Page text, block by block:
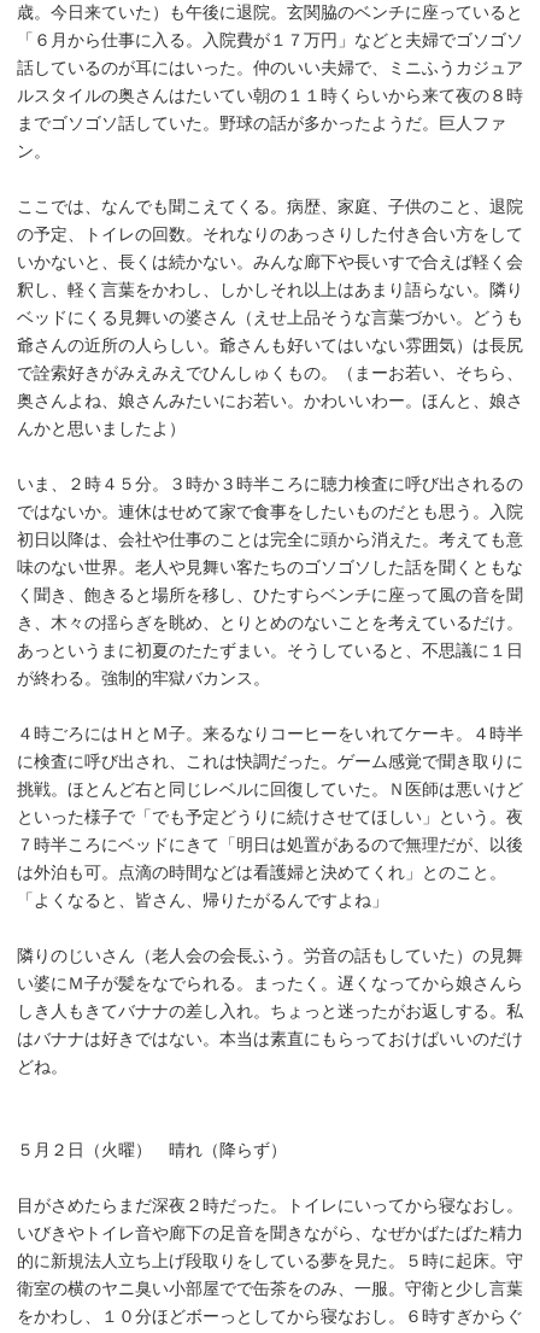
歳。今日来ていた）も午後に退院。玄関脇のベンチに座っていると
「６月から仕事に入る。入院費が１７万円」などと夫婦でゴソゴソ
話しているのが耳にはいった。仲のいい夫婦で、ミニふうカジュア
ルスタイルの奥さんはたいてい朝の１１時くらいから来て夜の８時
までゴソゴソ話していた。野球の話が多かったようだ。巨人ファ
ン。
ここでは、なんでも聞こえてくる。病歴、家庭、子供のこと、退院
の予定、トイレの回数。それなりのあっさりした付き合い方をして
いかないと、長くは続かない。みんな廊下や長いすで合えば軽く会
釈し、軽く言葉をかわし、しかしそれ以上はあまり語らない。隣り
ベッドにくる見舞いの婆さん（えせ上品そうな言葉づかい。どうも
爺さんの近所の人らしい。爺さんも好いてはいない雰囲気）は長尻
で詮索好きがみえみえでひんしゅくもの。（まーお若い、そちら、
奥さんよね、娘さんみたいにお若い。かわいいわー。ほんと、娘さ
んかと思いましたよ）
いま、２時４５分。３時か３時半ころに聴力検査に呼び出されるの
ではないか。連休はせめて家で食事をしたいものだとも思う。入院
初日以降は、会社や仕事のことは完全に頭から消えた。考えても意
味のない世界。老人や見舞い客たちのゴソゴソした話を聞くともな
く聞き、飽きると場所を移し、ひたすらベンチに座って風の音を聞
き、木々の揺らぎを眺め、とりとめのないことを考えているだけ。
あっというまに初夏のたたずまい。そうしていると、不思議に１日
が終わる。強制的牢獄バカンス。
４時ごろにはＨとＭ子。来るなりコーヒーをいれてケーキ。４時半
に検査に呼び出され、これは快調だった。ゲーム感覚で聞き取りに
挑戦。ほとんど右と同じレベルに回復していた。Ｎ医師は悪いけど
といった様子で「でも予定どうりに続けさせてほしい」という。夜
７時半ころにベッドにきて「明日は処置があるので無理だが、以後
は外泊も可。点滴の時間などは看護婦と決めてくれ」とのこと。
「よくなると、皆さん、帰りたがるんですよね」
隣りのじいさん（老人会の会長ふう。労音の話もしていた）の見舞
い婆にＭ子が髪をなでられる。まったく。遅くなってから娘さんら
しき人もきてバナナの差し入れ。ちょっと迷ったがお返しする。私
はバナナは好きではない。本当は素直にもらっておけばいいのだけ
どね。
５月２日（火曜） 晴れ（降らず）
目がさめたらまだ深夜２時だった。トイレにいってから寝なおし。
いびきやトイレ音や廊下の足音を聞きながら、なぜかばたばた精力
的に新規法人立ち上げ段取りをしている夢を見た。５時に起床。守
衛室の横のヤニ臭い小部屋でで缶茶をのみ、一服。守衛と少し言葉
をかわし、１０分ほどボーっとしてから寝なおし。６時すぎからぐ